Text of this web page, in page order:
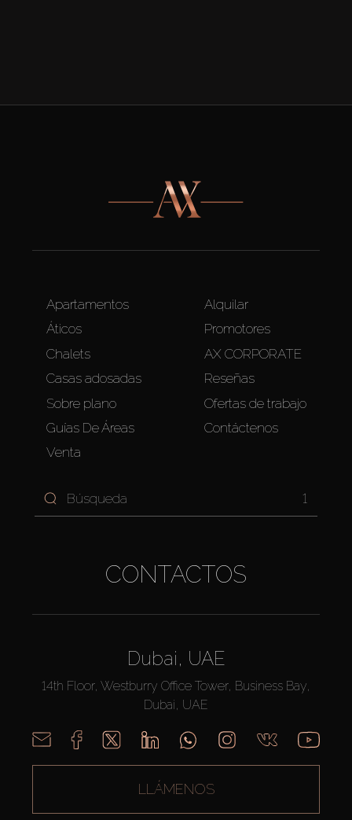
Apartamentos
Áticos
Chalets
Casas adosadas
Sobre plano
Guías De Áreas
Venta
Alquilar
Promotores
AX CORPORATE
Reseñas
Ofertas de trabajo
Contáctenos
1
CONTACTOS
Dubai, UAE
14th Floor, Westburry Office Tower, Business Bay,
Dubai, UAE
LLÁMENOS